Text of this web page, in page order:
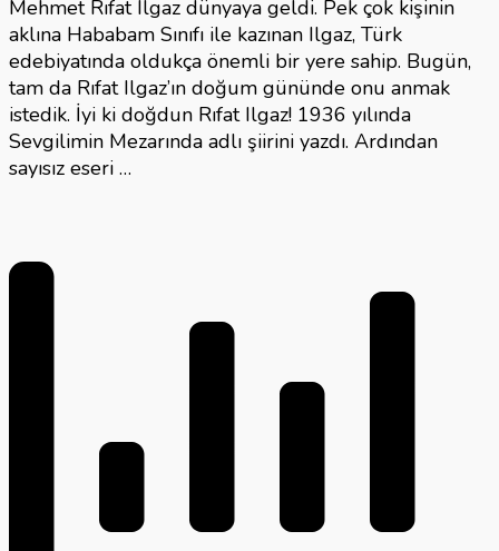
Mehmet Rıfat Ilgaz dünyaya geldi. Pek çok kişinin
aklına Hababam Sınıfı ile kazınan Ilgaz, Türk
edebiyatında oldukça önemli bir yere sahip. Bugün,
tam da Rıfat Ilgaz’ın doğum gününde onu anmak
istedik. İyi ki doğdun Rıfat Ilgaz! 1936 yılında
Sevgilimin Mezarında adlı şiirini yazdı. Ardından
sayısız eseri …